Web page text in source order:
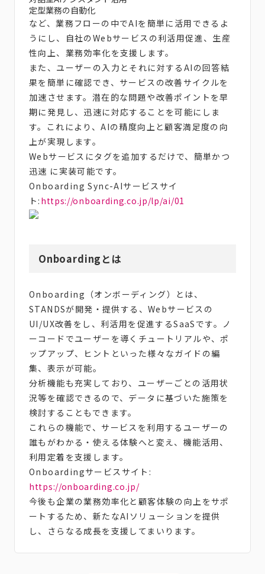
定型業務の自動化
など、業務フローの中でAIを簡単に活用できるよ
うにし、自社のWebサービスの利活用促進、生産
性向上、業務効率化を支援します。
また、ユーザーの入力とそれに対するAIの回答結
果を簡単に確認でき、サービスの改善サイクルを
加速させます。潜在的な問題や改善ポイントを早
期に発見し、迅速に対応することを可能にしま
す。これにより、AIの精度向上と顧客満足度の向
上が実現します。
Webサービスにタグを追加するだけで、簡単かつ
迅速 に実装可能です。
Onboarding Sync-AIサービスサイ
ト: https://onboarding.co.jp/lp/ai/01
Onboardingとは
Onboarding（オンボーディング）とは、
STANDSが開発・提供する、Webサービスの
UI/UX改善をし、利活用を促進するSaaSです。ノ
ーコードでユーザーを導くチュートリアルや、ポ
ップアップ、ヒントといった様々なガイドの編
集、表示が可能。
分析機能も充実しており、ユーザーごとの活用状
況等を確認できるので、データに基づいた施策を
検討することもできます。
これらの機能で、サービスを利用するユーザーの
誰もがわかる・使える体験へと変え、機能活用、
利用定着を支援します。
Onboardingサービスサイト:
https://onboarding.co.jp/
今後も企業の業務効率化と顧客体験の向上をサポ
ートするため、新たなAIソリューションを提供
し、さらなる成長を支援してまいります。